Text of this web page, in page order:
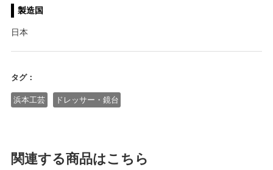
製造国
日本
タグ：
浜本工芸 ドレッサー・鏡台
関連する商品はこちら